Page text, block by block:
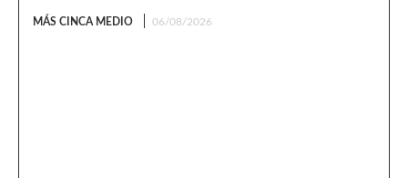
MÁS CINCA MEDIO 06/08/2026